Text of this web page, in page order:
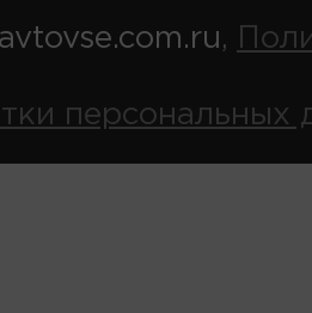
,
персональных